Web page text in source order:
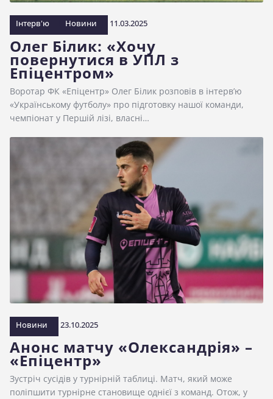
Інтерв'ю Новини 11.03.2025
Олег Білик: «Хочу
повернутися в УПЛ з
Епіцентром»
Воротар ФК «Епіцентр» Олег Білик розповів в інтерв’ю
«Українському футболу» про підготовку нашої команди,
чемпіонат у Першій лізі, власні…
Новини 23.10.2025
Анонс матчу «Олександрія» –
«Епіцентр»
Зустріч сусідів у турнірній таблиці. Матч, який може
поліпшити турнірне становище однієї з команд. Отож, у